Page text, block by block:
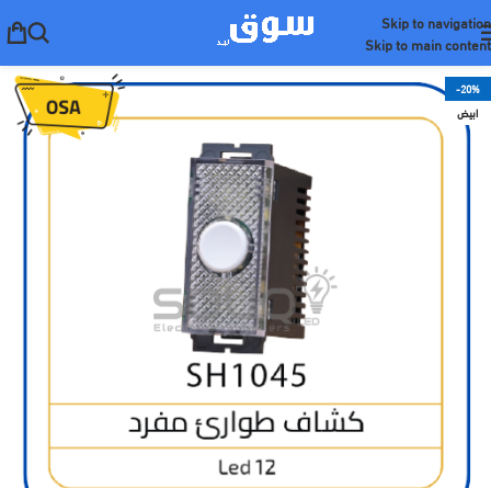
Skip to navigation
Skip to main content
-20%
ابيض